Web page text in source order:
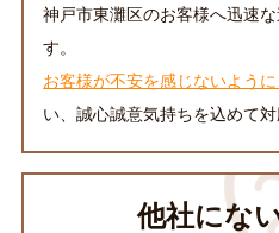
神戸市東灘区のお客様へ迅速
す。
お客様が不安を感じないよう
い、誠心誠意気持ちを込めて対
他社にな